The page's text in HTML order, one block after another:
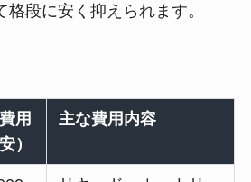
段に安く抑えられます。
用
）
主な費用内容